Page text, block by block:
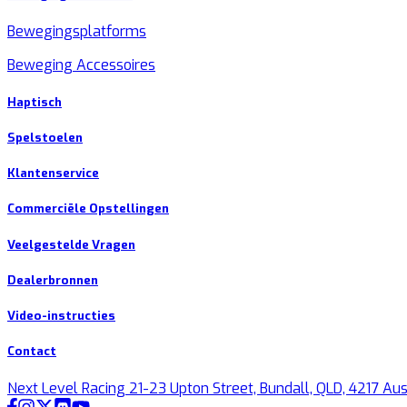
Bewegingsplatforms
Beweging Accessoires
Haptisch
Spelstoelen
Klantenservice
Commerciële Opstellingen
Veelgestelde Vragen
Dealerbronnen
Video-instructies
Contact
Next Level Racing 21-23 Upton Street, Bundall, QLD, 4217